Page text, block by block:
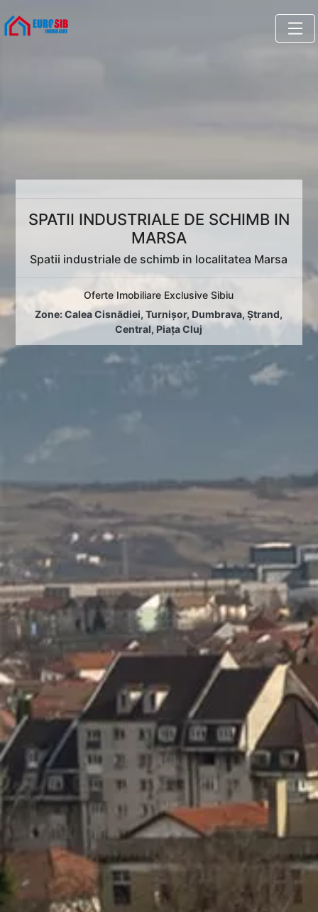
SPATII INDUSTRIALE DE SCHIMB IN
MARSA
Spatii industriale de schimb in localitatea Marsa
Oferte Imobiliare Exclusive Sibiu
Zone:Calea Cisnădiei,Turnișor, Dumbrava,Ștrand,
Central,Piața Cluj